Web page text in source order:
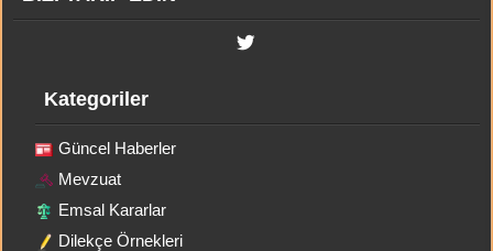
Kategoriler
Güncel Haberler
Mevzuat
Emsal Kararlar
Dilekçe Örnekleri